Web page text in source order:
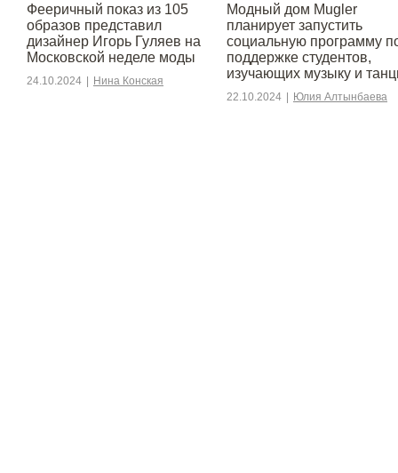
Фееричный показ из 105
образов представил
дизайнер Игорь Гуляев на
Московской неделе моды
24.10.2024 | Нина Конская
Модный дом Mugler
планирует запустить
социальную программу
поддержке студентов,
изучающих музыку и
22.10.2024 | Юлия Алтынбаева